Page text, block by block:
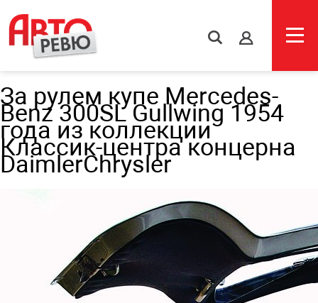
s
За рулем купе Mercedes-
Benz 300SL Gullwing 1954
года из коллекции
Классик-центра концерна
DaimlerChrysler